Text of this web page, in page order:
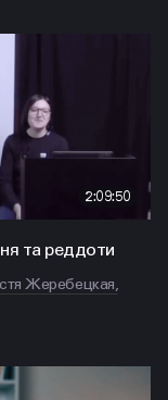
2:09:50
та реддоти
Жеребецкая,